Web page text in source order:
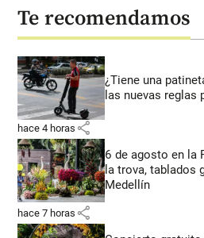
Te recomendamos
¿Tiene una
las nuevas reglas
hace 4 horas share
6 de agosto en la
la trova, tablados
Medellín
hace 7 horas share